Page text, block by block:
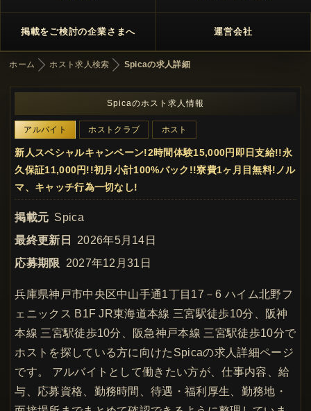
掲載をご検討の企業さまへ 運営会社
ホーム ホスト求人検索 Spicaの求人詳細
Spicaのホスト求人情報
アルバイト ホストクラブ ホスト
新人スペシャルキャンペーン!2時間体験15,000円即日支給!!永
久保証11,000円!!初月小計100%バック!!寮費1ヶ月目無料!ノル
マ、キャッチ行為一切なし!
掲載元 Spica
最終更新日
2026年5月14日
応募期限
2027年12月31日
兵庫県神戸市中央区中山手通1丁目17－6 ハイム北野フ
ェニックス B1F JR東海道本線 三宮駅徒歩10分、阪神
本線 三宮駅徒歩10分、阪急神戸本線 三宮駅徒歩10分で
ホストを探している方に向けたSpicaの求人詳細ページ
です。 アルバイトとして働きたい方が、仕事内容、給
与、応募資格、勤務時間、待遇・福利厚生、勤務地・